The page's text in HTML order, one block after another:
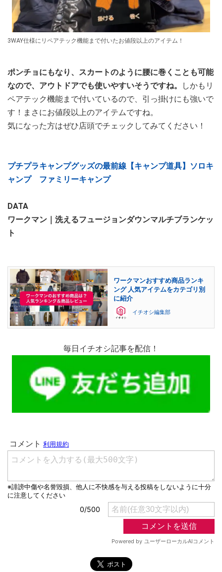
3WAY仕様にリペアテック機能まで付いたお値段以上のアイテム！
ポンチョにもなり、スカートのように腰に巻くことも可能
なので、アウトドアでも使いやすいそうですね。
しかもリ
ペアテック機能まで付いているので、引っ掛けにも強いで
す！まさにお値段以上のアイテムですね。
気になった方はぜひ店頭でチェックしてみてください！
プチプラキャンプグッズの最前線【キャンプ道具】ソロキ
ャンプ ファミリーキャンプ
DATA
ワークマン｜洗えるフュージョンダウンマルチブランケッ
ト
ワークマンおすすめ商品ランキ
ング 人気アイテムをカテゴリ別
に紹介
イチオシ編集部
毎日イチオシ記事を配信！